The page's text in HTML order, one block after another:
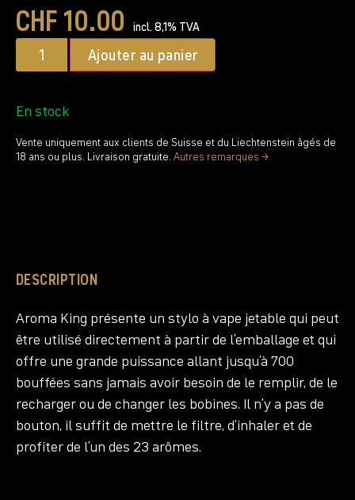
CHF10.00 incl. 8,1% TVA
Ajouter au panier
En stock
Vente uniquement aux clients de Suisse et du Liechtenstein âgés de
18 ans ou plus. Livraison gratuite. Autres remarques →
DESCRIPTION
Aroma King présente un stylo à vape jetable qui peut
être utilisé directement à partir de l’emballage et qui
offre une grande puissance allant jusqu’à 700
bouffées sans jamais avoir besoin de le remplir, de le
recharger ou de changer les bobines. Il n’y a pas de
bouton, il suffit de mettre le filtre, d’inhaler et de
profiter de l’un des 23 arômes.